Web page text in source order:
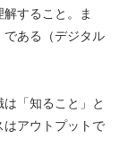
すること。ま
である（デジタル
「知ること」と
はアウトプットで